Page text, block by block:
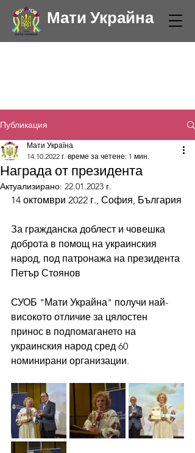
Мати Украйна
Публикация
Награда от президента
Мати Україна
14.10.2022 г. време за четене: 1 мин.
Актуализирано: 22.01.2023 г.
14 октомври 2022 г., София, България
За гражданска доблест и човешка
доброта в помощ на украинския
народ, под патронажа на президента
Петър Стоянов
СУОБ "Мати Украйна" получи най-
високото отличие за цялостен
принос в подпомагането на
украинския народ сред 60
номинирани организации.